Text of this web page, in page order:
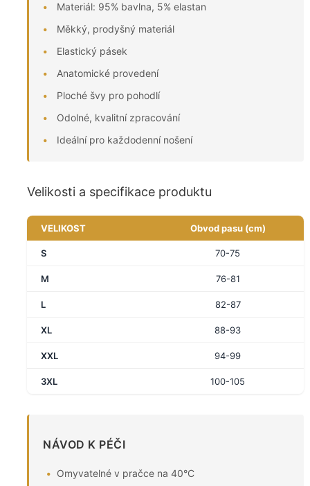
Materiál: 95% bavlna, 5% elastan
Měkký, prodyšný materiál
Elastický pásek
Anatomické provedení
Ploché švy pro pohodlí
Odolné, kvalitní zpracování
Ideální pro každodenní nošení
Velikosti a specifikace produktu
VELIKOST Obvod pasu (cm)
S 70-75
M 76-81
L 82-87
XL 88-93
XXL 94-99
3XL 100-105
NÁVOD K PÉČI
Omyvatelné v pračce na 40°C